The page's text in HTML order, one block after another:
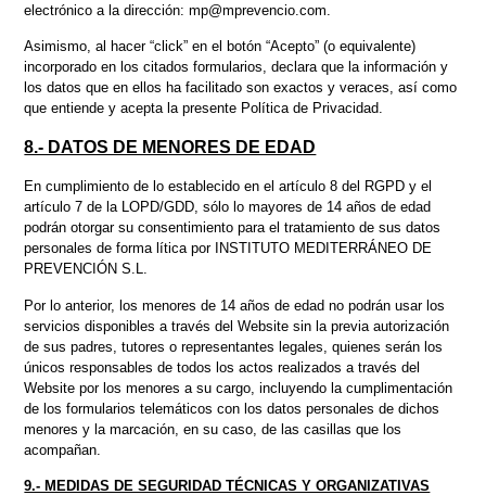
electrónico a la dirección: mp@mprevencio.com.
Asimismo, al hacer “click” en el botón “Acepto” (o equivalente)
incorporado en los citados formularios, declara que la información y
los datos que en ellos ha facilitado son exactos y veraces, así como
que entiende y acepta la presente Política de Privacidad.
8.- DATOS DE MENORES DE EDAD
En cumplimiento de lo establecido en el artículo 8 del RGPD y el
artículo 7 de la LOPD/GDD, sólo lo mayores de 14 años de edad
podrán otorgar su consentimiento para el tratamiento de sus datos
personales de forma lítica por INSTITUTO MEDITERRÁNEO DE
PREVENCIÓN S.L.
Por lo anterior, los menores de 14 años de edad no podrán usar los
servicios disponibles a través del Website sin la previa autorización
de sus padres, tutores o representantes legales, quienes serán los
únicos responsables de todos los actos realizados a través del
Website por los menores a su cargo, incluyendo la cumplimentación
de los formularios telemáticos con los datos personales de dichos
menores y la marcación, en su caso, de las casillas que los
acompañan.
9.- MEDIDAS DE SEGURIDAD TÉCNICAS Y ORGANIZATIVAS